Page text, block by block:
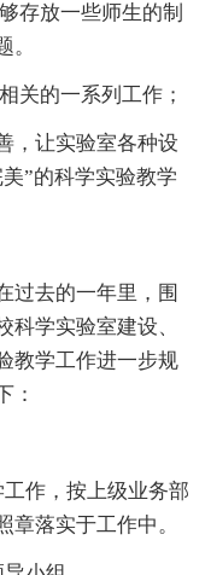
存放一些师生的制
。
关的一系列工作；
，让实验室各种设
”的科学实验教学
过去的一年里，围
学实验室建设、
教学工作进一步规
：
作，按上级业务部
章落实于工作中。